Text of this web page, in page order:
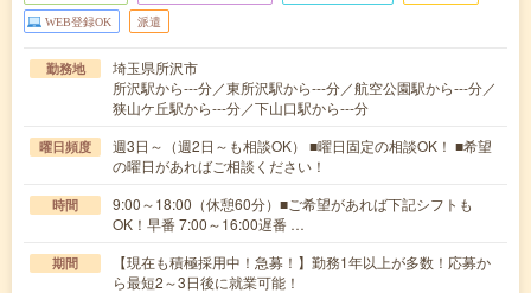
WEB登録OK 派遣
勤務地
埼玉県所沢市
所沢駅から---分／東所沢駅から---分／航空公園駅から---分／
狭山ケ丘駅から---分／下山口駅から---分
曜日頻度
週3日～（週2日～も相談OK） ■曜日固定の相談OK！ ■希望
の曜日があればご相談ください！
時間
9:00～18:00（休憩60分）■ご希望があれば下記シフトも
OK！早番 7:00～16:00遅番 …
期間
【現在も積極採用中！急募！】勤務1年以上が多数！応募か
ら最短2～3日後に就業可能！